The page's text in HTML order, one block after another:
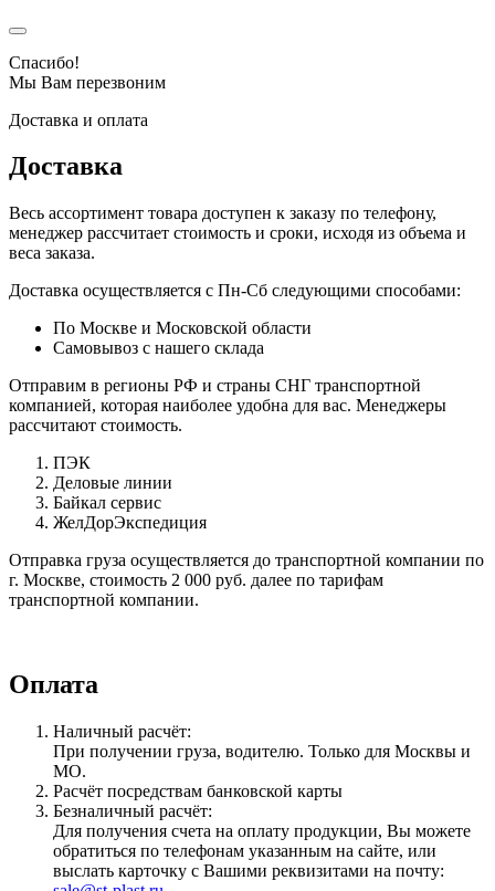
Спасибо!
Мы Вам перезвоним
Доставка и оплата
Доставка
Весь ассортимент товара доступен к заказу по телефону,
менеджер рассчитает стоимость и сроки, исходя из объема и
веса заказа.
Доставка осуществляется с Пн-Сб следующими способами:
По Москве и Московской области
Самовывоз с нашего склада
Отправим в регионы РФ и страны СНГ транспортной
компанией, которая наиболее удобна для вас. Менеджеры
рассчитают стоимость.
ПЭК
Деловые линии
Байкал сервис
ЖелДорЭкспедиция
Отправка груза осуществляется до транспортной компании по
г. Москве, стоимость 2 000 руб. далее по тарифам
транспортной компании.
Оплата
Наличный расчёт:
При получении груза, водителю. Только для Москвы и
МО.
Расчёт посредствам банковской карты
Безналичный расчёт:
Для получения счета на оплату продукции, Вы можете
обратиться по телефонам указанным на сайте, или
выслать карточку с Вашими реквизитами на почту: